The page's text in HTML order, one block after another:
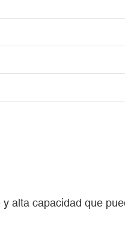
alta capacidad que